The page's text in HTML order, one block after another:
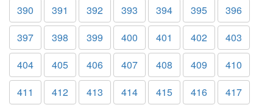
390
391 392 393 394 395
396
397
398 399 400 401 402
403
404
405 406 407 408 409
410
411
412 413 414 415 416 417